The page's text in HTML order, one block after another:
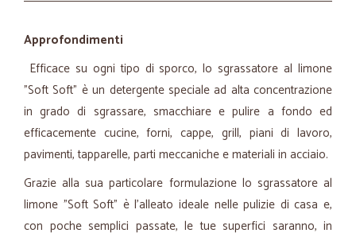
Approfondimenti
Efficace su ogni tipo di sporco, lo sgrassatore al limone
"Soft Soft" è un detergente speciale ad alta concentrazione
in grado di sgrassare, smacchiare e pulire a fondo ed
efficacemente cucine, forni, cappe, grill, piani di lavoro,
pavimenti, tapparelle, parti meccaniche e materiali in acciaio.
Grazie alla sua particolare formulazione lo sgrassatore al
limone "Soft Soft" è l'alleato ideale nelle pulizie di casa e,
con poche semplici passate, le tue superfici saranno, in